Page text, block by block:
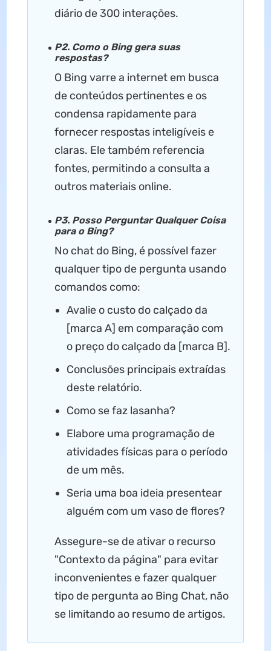
diário de 300 interações.
P2. Como o Bing gera suas
respostas?
O Bing varre a internet em busca
de conteúdos pertinentes e os
condensa rapidamente para
fornecer respostas inteligíveis e
claras. Ele também referencia
fontes, permitindo a consulta a
outros materiais online.
P3. Posso Perguntar Qualquer Coisa
para o Bing?
No chat do Bing, é possível fazer
qualquer tipo de pergunta usando
comandos como:
Avalie o custo do calçado da
[marca A] em comparação com
o preço do calçado da [marca B].
Conclusões principais extraídas
deste relatório.
Como se faz lasanha?
Elabore uma programação de
atividades físicas para o período
de um mês.
Seria uma boa ideia presentear
alguém com um vaso de flores?
Assegure-se de ativar o recurso
"Contexto da página" para evitar
inconvenientes e fazer qualquer
tipo de pergunta ao Bing Chat, não
se limitando ao resumo de artigos.